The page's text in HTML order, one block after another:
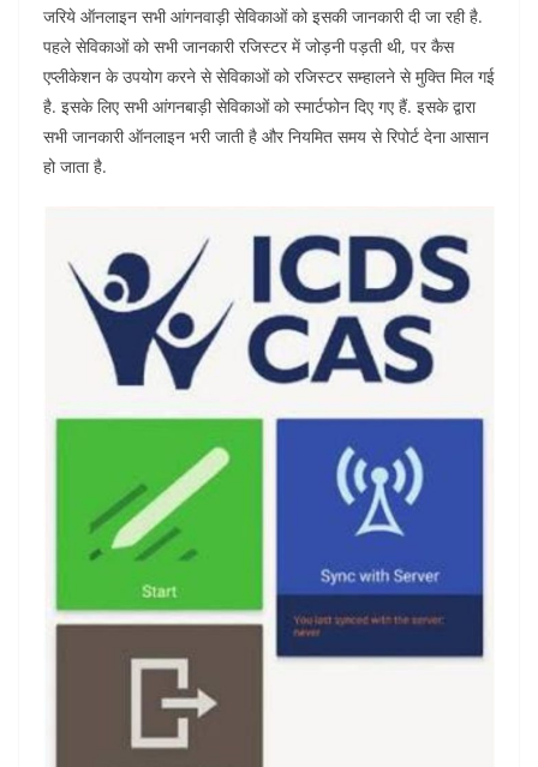
जरिये ऑनलाइन सभी आंगनवाड़ी सेविकाओं को इसकी जानकारी दी जा रही है.
पहले सेविकाओं को सभी जानकारी रजिस्टर में जोड़नी पड़ती थी, पर कैस
एप्लीकेशन के उपयोग करने से सेविकाओं को रजिस्टर सम्हालने से मुक्ति मिल गई
है. इसके लिए सभी आंगनबाड़ी सेविकाओं को स्मार्टफोन दिए गए हैं. इसके द्वारा
सभी जानकारी ऑनलाइन भरी जाती है और नियमित समय से रिपोर्ट देना आसान
हो जाता है.